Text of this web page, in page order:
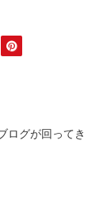
ログが回ってき